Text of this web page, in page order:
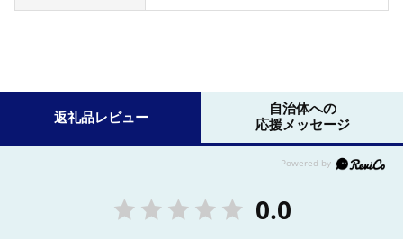
返礼品レビュー
自治体への
応援メッセージ
0.0